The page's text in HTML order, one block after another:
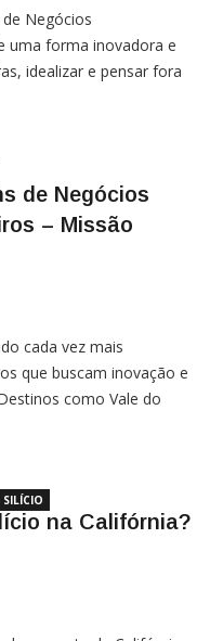
Negócios
uma forma inovadora e
idealizar e pensar fora
de Negócios
– Missão
cada vez mais
que buscam inovação e
como Vale do
na Califórnia?